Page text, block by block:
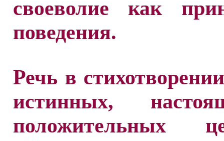
своеволие как
поведения.
Речь в
истинных,
положительных